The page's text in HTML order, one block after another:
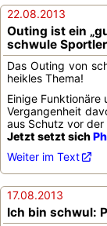
22.08.2013
Outing ist ein
schwule
Das Outing von
heikles Thema!
Einige
Vergangenheit
aus Schutz vor der
Jetzt setzt sich
Weiter im Text
17.08.2013
Ich bin schwul: